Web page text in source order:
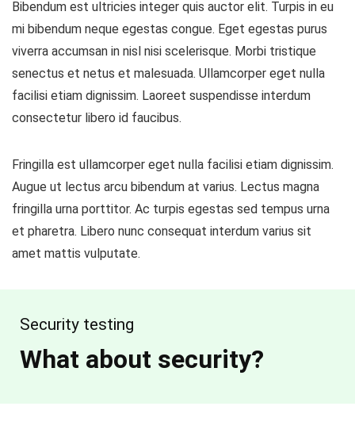
Bibendum est ultricies integer quis auctor elit. Turpis in eu
mi bibendum neque egestas congue. Eget egestas purus
viverra accumsan in nisl nisi scelerisque. Morbi tristique
senectus et netus et malesuada. Ullamcorper eget nulla
facilisi etiam dignissim. Laoreet suspendisse interdum
consectetur libero id faucibus.
Fringilla est ullamcorper eget nulla facilisi etiam dignissim.
Augue ut lectus arcu bibendum at varius. Lectus magna
fringilla urna porttitor. Ac turpis egestas sed tempus urna
et pharetra. Libero nunc consequat interdum varius sit
amet mattis vulputate.
Security testing
What about security?